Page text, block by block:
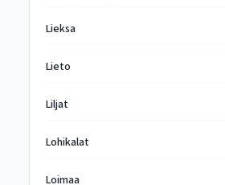
Lieksa
Lieto
Liljat
Lohikalat
Loimaa